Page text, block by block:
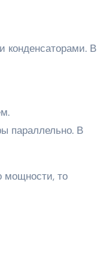
конденсаторами. В
параллельно. В
мощности, то